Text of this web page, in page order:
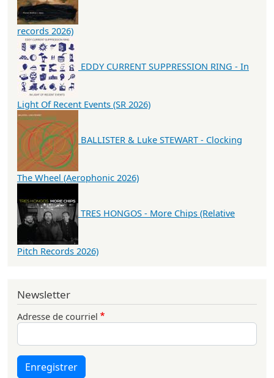
records 2026)
EDDY CURRENT SUPPRESSION RING - In
Light Of Recent Events (SR 2026)
BALLISTER & Luke STEWART - Clocking
The Wheel (Aerophonic 2026)
TRES HONGOS - More Chips (Relative
Pitch Records 2026)
Newsletter
Adresse de courriel
Enregistrer